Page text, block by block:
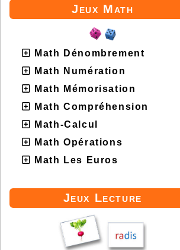
Jeux Math
Math Dénombrement
Math Numération
Math Mémorisation
Math Compréhension
Math-Calcul
Math Opérations
Math Les Euros
Jeux Lecture